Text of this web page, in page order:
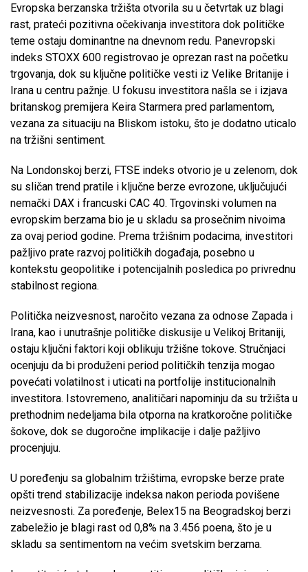
Evropska berzanska tržišta otvorila su u četvrtak uz blagi
rast, prateći pozitivna očekivanja investitora dok političke
teme ostaju dominantne na dnevnom redu. Panevropski
indeks STOXX 600 registrovao je oprezan rast na početku
trgovanja, dok su ključne političke vesti iz Velike Britanije i
Irana u centru pažnje. U fokusu investitora našla se i izjava
britanskog premijera Keira Starmera pred parlamentom,
vezana za situaciju na Bliskom istoku, što je dodatno uticalo
na tržišni sentiment.
Na Londonskoj berzi, FTSE indeks otvorio je u zelenom, dok
su sličan trend pratile i ključne berze evrozone, uključujući
nemački DAX i francuski CAC 40. Trgovinski volumen na
evropskim berzama bio je u skladu sa prosečnim nivoima
za ovaj period godine. Prema tržišnim podacima, investitori
pažljivo prate razvoj političkih događaja, posebno u
kontekstu geopolitike i potencijalnih posledica po privrednu
stabilnost regiona.
Politička neizvesnost, naročito vezana za odnose Zapada i
Irana, kao i unutrašnje političke diskusije u Velikoj Britaniji,
ostaju ključni faktori koji oblikuju tržišne tokove. Stručnjaci
ocenjuju da bi produženi period političkih tenzija mogao
povećati volatilnost i uticati na portfolije institucionalnih
investitora. Istovremeno, analitičari napominju da su tržišta u
prethodnim nedeljama bila otporna na kratkoročne političke
šokove, dok se dugoročne implikacije i dalje pažljivo
procenjuju.
U poređenju sa globalnim tržištima, evropske berze prate
opšti trend stabilizacije indeksa nakon perioda povišene
neizvesnosti. Za poređenje, Belex15 na Beogradskoj berzi
zabeležio je blagi rast od 0,8% na 3.456 poena, što je u
skladu sa sentimentom na većim svetskim berzama.